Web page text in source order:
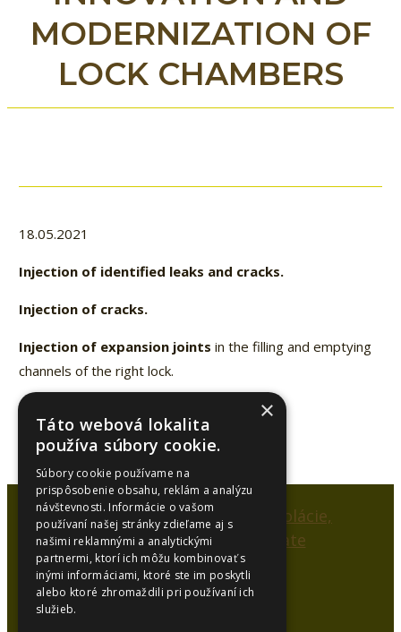
MODERNIZATION OF
LOCK CHAMBERS
18.05.2021
Injection of identified leaks and cracks.
Injection of cracks.
Injection of expansion joints in the filling and emptying
channels of the right lock.
Injection for armoring
SYNCOL, s.r.o.
×
Táto webová lokalita
používa súbory cookie.
Súbory cookie používame na
prispôsobenie obsahu, reklám a analýzu
návštevnosti. Informácie o vašom
používaní našej stránky zdieľame aj s
našimi reklamnými a analytickými
partnermi, ktorí ich môžu kombinovať s
inými informáciami, ktoré ste im poskytli
alebo ktoré zhromaždili pri používaní ich
služieb.